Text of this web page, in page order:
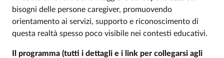
bisogni delle persone caregiver, promuovendo
orientamento ai servizi, supporto e riconoscimento di
questa realtà spesso poco visibile nei contesti educativi.
Il programma (tutti i dettagli e i link per collegarsi agli